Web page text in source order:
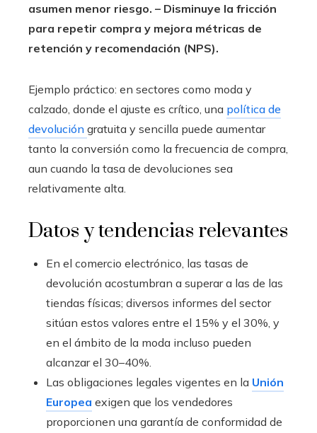
asumen menor riesgo. – Disminuye la fricción
para repetir compra y mejora métricas de
retención y recomendación (NPS).
Ejemplo práctico: en sectores como moda y
calzado, donde el ajuste es crítico, una política de
devolución gratuita y sencilla puede aumentar
tanto la conversión como la frecuencia de compra,
aun cuando la tasa de devoluciones sea
relativamente alta.
Datos y tendencias relevantes
En el comercio electrónico, las tasas de
devolución acostumbran a superar a las de las
tiendas físicas; diversos informes del sector
sitúan estos valores entre el 15% y el 30%, y
en el ámbito de la moda incluso pueden
alcanzar el 30–40%.
Las obligaciones legales vigentes en la Unión
Europea exigen que los vendedores
proporcionen una garantía de conformidad de